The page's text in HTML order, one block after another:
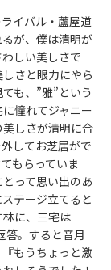
イバル・蘆屋道
が、僕は清明が
しい美しさで
さと眼力にやら
も、”雅”という
憧れてジャニー
しさが清明に合
してお芝居がで
もらっていま
って思い出のあ
テージ立てると
に、三宅は
答。すると音月
もうちょっと激